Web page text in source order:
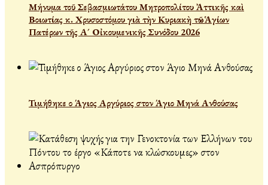
Μήνυμα τοῦ Σεβασμιωτάτου Μητροπολίτου Ἀττικῆς καὶ
Βοιωτίας κ. Χρυσοστόμου γιὰ τὴν Κυριακὴ τῶν Ἁγίων
Πατέρων τῆς Α´ Οἰκουμενικῆς Συνόδου 2026
Τιμήθηκε ο Άγιος Αργύριος στον Άγιο Μηνά Ανθούσας